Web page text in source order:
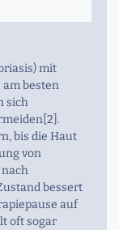
mit
am besten
sich
bis die Haut
von
bessert
auf
oft sogar